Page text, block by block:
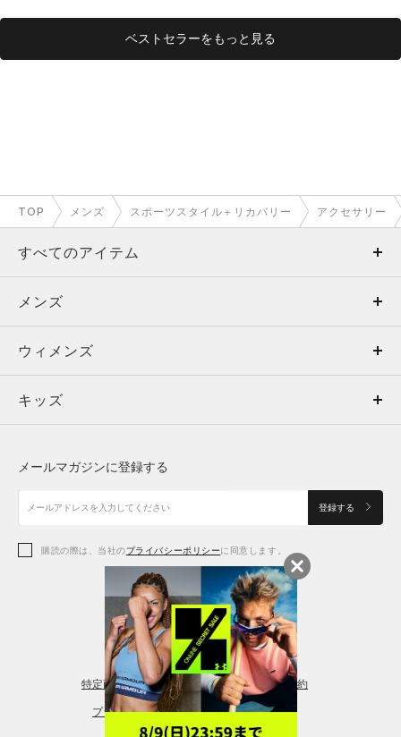
ベストセラーをもっと見る
TOP メンズ スポーツスタイル＋リカバリー アクセサリー
すべてのアイテム
メンズ
ウィメンズ
キッズ
アクセサリー
メンズ
トップス
ボトムス
アクセサリー
ウィメンズ
トップス
シューズ
アクセサリー
レギンス＆タイツ
キッズ
シューズ
メールマガジンに登録する
登録する
購読の際は、当社のプライバシーポリシーに同意します。
特定商取引法に基づく通販の表記 会員規約
プライバシーポリシー